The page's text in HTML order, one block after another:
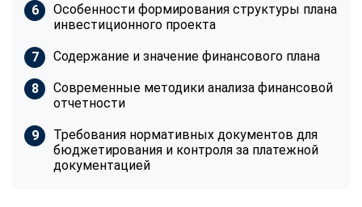
Особенности формирования структуры плана
инвестиционного проекта
Содержание и значение финансового плана
Современные методики анализа финансовой
отчетности
Требования нормативных документов для
бюджетирования и контроля за платежной
документацией